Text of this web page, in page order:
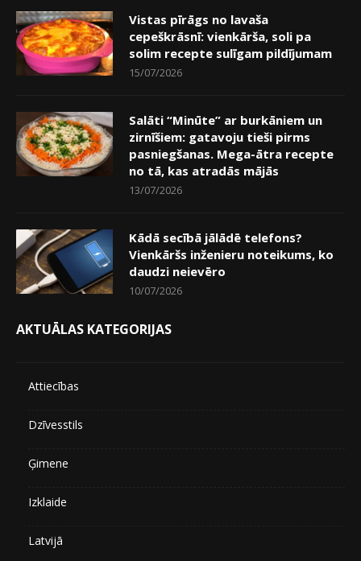
Vistas pīrāgs no lavaša
cepeškrāsnī: vienkārša, soli pa
solim recepte sulīgam pildījumam
15/07/2026
Salāti “Minūte” ar burkāniem un
zirnīšiem: gatavoju tieši pirms
pasniegšanas. Mega-ātra recepte
no tā, kas atradās mājās
13/07/2026
Kādā secībā jālādē telefons?
Vienkāršs inženieru noteikums, ko
daudzi neievēro
10/07/2026
AKTUĀLAS KATEGORIJAS
Attiecības
Dzīvesstils
Ģimene
Izklaide
Latvijā